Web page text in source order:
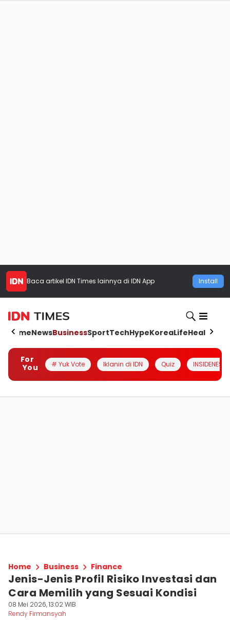
Baca artikel IDN Times lainnya di IDN App Install
HomeNewsBusinessSportTechHypeKoreaLifeHealth
For
You
# Yuk Vote Iklanin di IDN Quiz INSIDENESIA
Home Business Finance
Jenis-Jenis Profil Risiko Investasi dan
Cara Memilih yang Sesuai Kondisi
08 Mei 2026, 13:02 WIB
Rendy Firmansyah